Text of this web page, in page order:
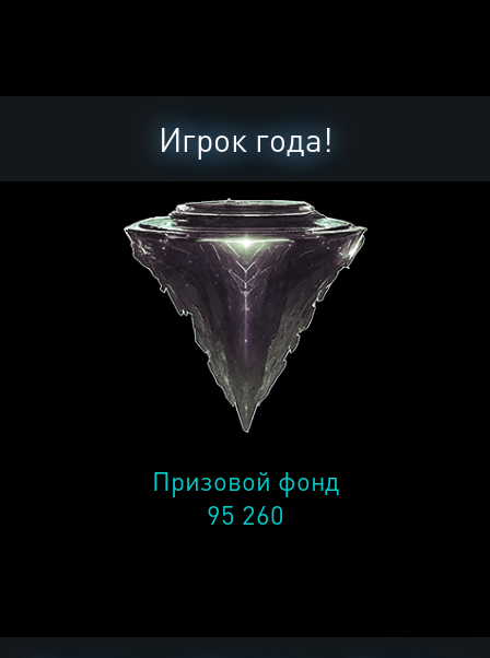
Игрок года!
Призовой фонд
95 260